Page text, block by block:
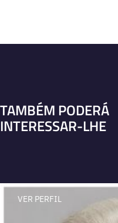
TAMBÉM PODERÁ
INTERESSAR-LHE
VER PERFIL